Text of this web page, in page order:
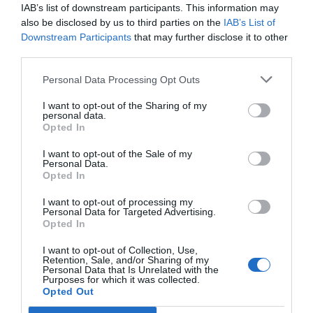
IAB’s list of downstream participants. This information may
also be disclosed by us to third parties on the IAB’s List of
Downstream Participants that may further disclose it to other
Personal Data Processing Opt Outs
I want to opt-out of the Sharing of my
personal data.
Opted In
I want to opt-out of the Sale of my
Personal Data.
Opted In
I want to opt-out of processing my
Personal Data for Targeted Advertising.
Opted In
I want to opt-out of Collection, Use,
Retention, Sale, and/or Sharing of my
Personal Data that Is Unrelated with the
Purposes for which it was collected.
Opted Out
son las patentes
Eulogio López
Isabel Pantoja pierde dos pleitos
con Hacienda por 700.000
euros... suma y sigue
Eulogio López
El IBEX 35 cerró la sesión del